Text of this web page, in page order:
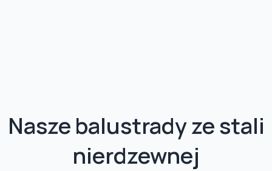
Nasze balustrady ze stali
nierdzewnej